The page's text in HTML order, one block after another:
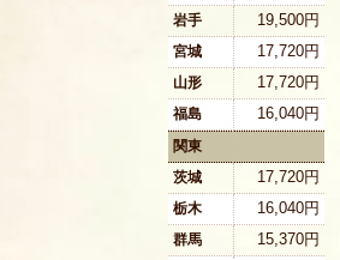
岩手 19,500円
宮城 17,720円
山形 17,720円
福島 16,040円
関東
茨城
17,720円
栃木 16,040円
群馬 15,370円